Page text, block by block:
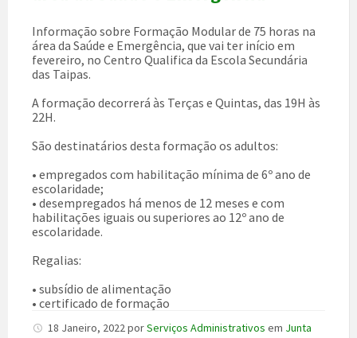
Informação sobre Formação Modular de 75 horas na
área da Saúde e Emergência, que vai ter início em
fevereiro, no Centro Qualifica da Escola Secundária
das Taipas.
A formação decorrerá às Terças e Quintas, das 19H às
22H.
São destinatários desta formação os adultos:
• empregados com habilitação mínima de 6º ano de
escolaridade;
• desempregados há menos de 12 meses e com
habilitações iguais ou superiores ao 12º ano de
escolaridade.
Regalias:
• subsídio de alimentação
• certificado de formação
18 Janeiro, 2022porServiços Administrativos em Junta